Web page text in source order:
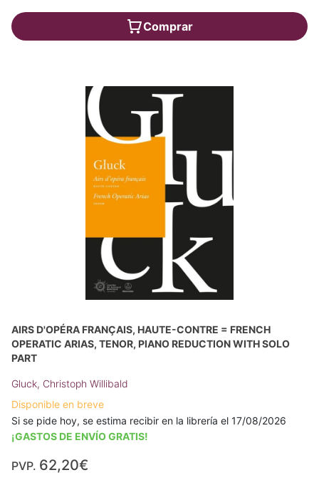
Comprar
AIRS D'OPÉRA FRANÇAIS, HAUTE-CONTRE = FRENCH
OPERATIC ARIAS, TENOR, PIANO REDUCTION WITH SOLO
PART
Gluck, Christoph Willibald
Disponible en breve
Si se pide hoy, se estima recibir en la librería el 17/08/2026
¡GASTOS DE ENVÍO GRATIS!
PVP. 62,20€